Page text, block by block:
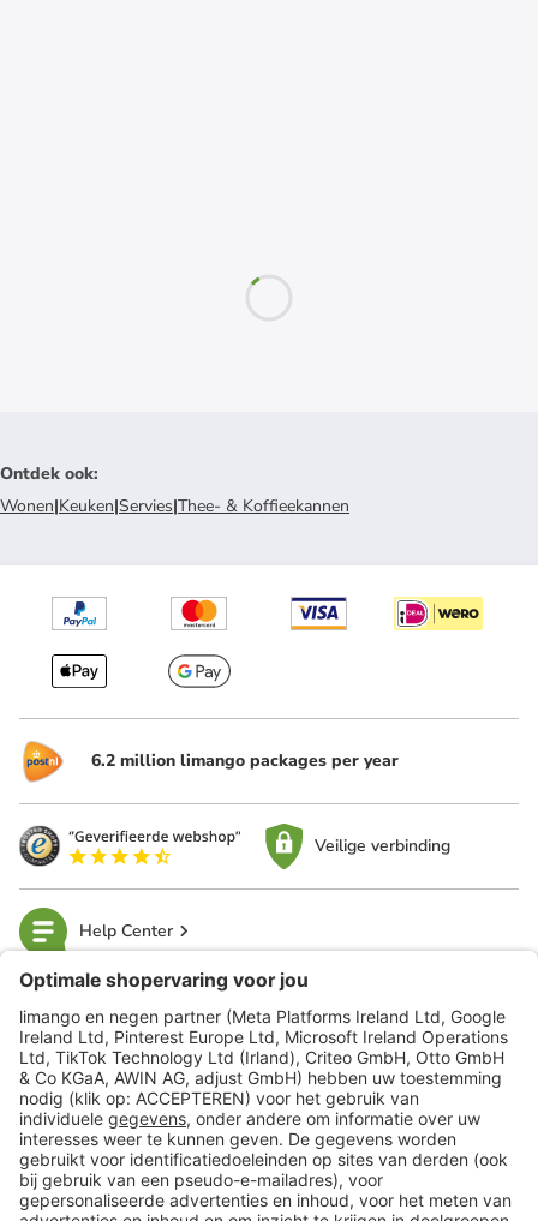
Ontdek ook:
Wonen|Keuken|Servies|Thee- & Koffieekannen
6.2 million limango packages per year
Veilige verbinding
Help Center
limango
Veilig winkelen
Klantenservice
Shop